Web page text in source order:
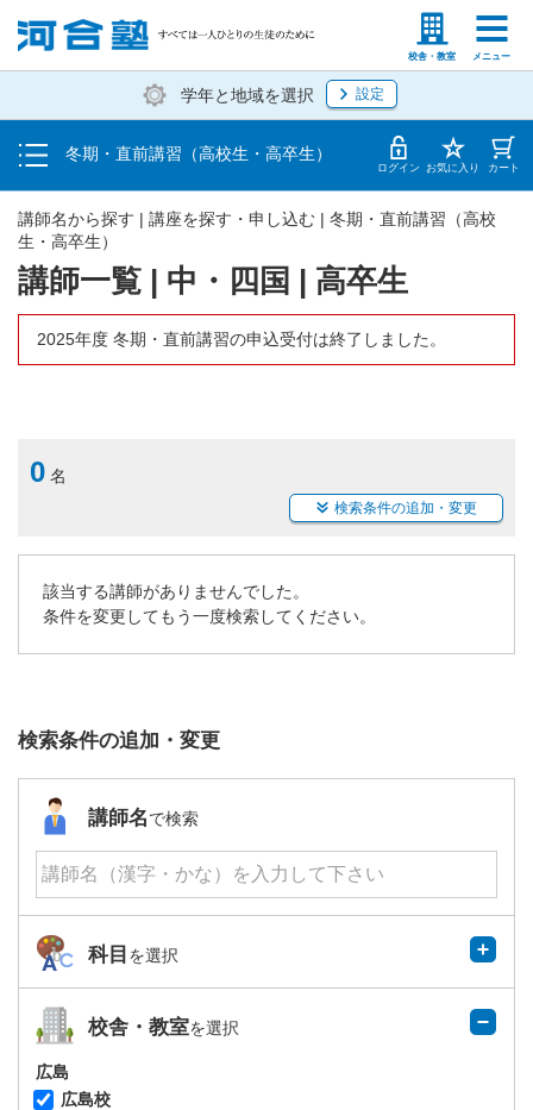
校舎・教室 メニュー
塾生の方 高等学校の先生
学年と地域を選択 設定
冬期・直前講習（高校生・高卒生）
受講料・お申し込み方法
受講開始までの流れ
校舎一覧 ログイン お気に入り カート
講師一覧 | 中・四国 | 高卒生
講師名から探す | 講座を探す・申し込む | 冬期・直前講習（高校
生・高卒生）
2025年度 冬期・直前講習の申込受付は終了しました。
0 名
検索条件の追加・変更
該当する講師がありませんでした。
条件を変更してもう一度検索してください。
検索条件の追加・変更
講師名で検索
科目 を選択
校舎・教室を選択
広島
広島校